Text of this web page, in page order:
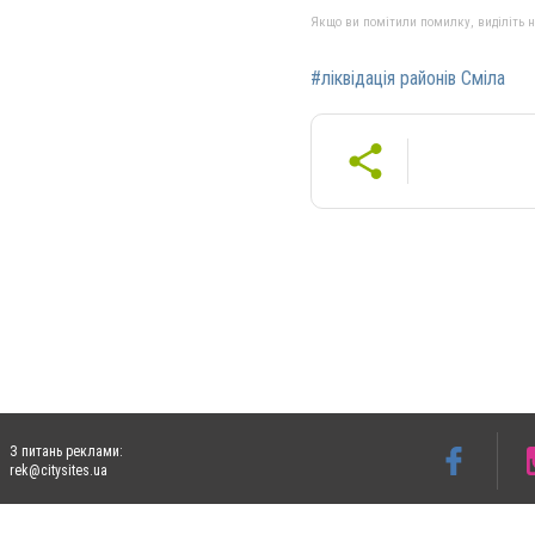
Якщо ви помітили помилку, виділіть
#ліквідація районів Сміла
З питань реклами:
rek@citysites.ua